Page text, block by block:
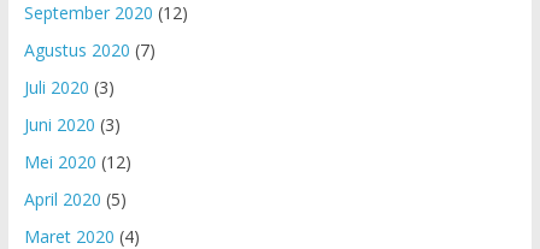
September 2020 (12)
Agustus 2020 (7)
Juli 2020 (3)
Juni 2020 (3)
Mei 2020 (12)
April 2020 (5)
Maret 2020 (4)